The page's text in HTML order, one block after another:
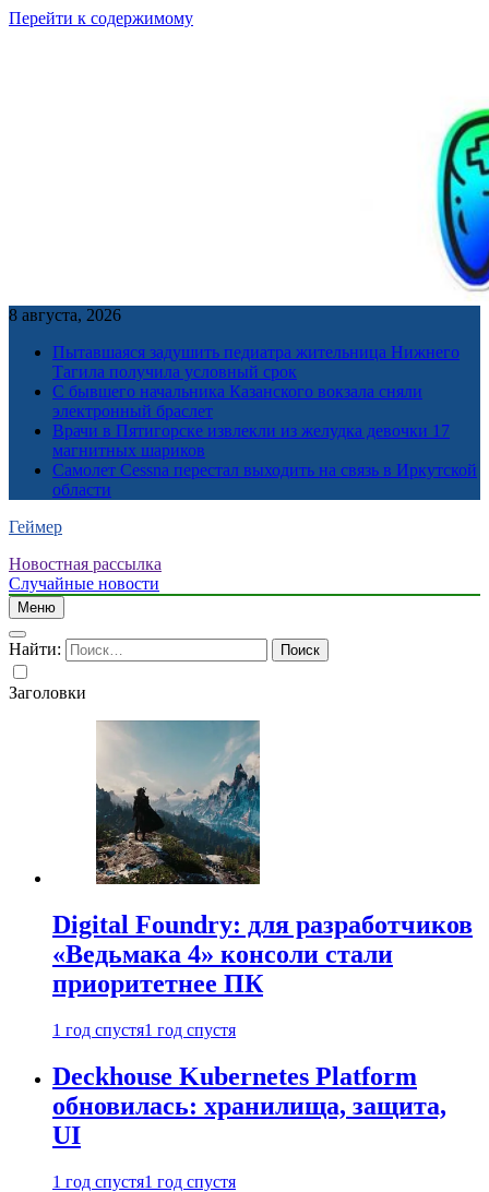
Перейти к содержимому
8 августа, 2026
Пытавшаяся задушить педиатра жительница Нижнего
Тагила получила условный срок
С бывшего начальника Казанского вокзала сняли
электронный браслет
Врачи в Пятигорске извлекли из желудка девочки 17
магнитных шариков
Самолет Cessna перестал выходить на связь в Иркутской
области
Геймер
Новостная рассылка
Случайные новости
Меню
Найти:
Заголовки
Digital Foundry: для разработчиков
«Ведьмака 4» консоли стали
приоритетнее ПК
1 год спустя1 год спустя
Deckhouse Kubernetes Platform
обновилась: хранилища, защита,
UI
1 год спустя1 год спустя